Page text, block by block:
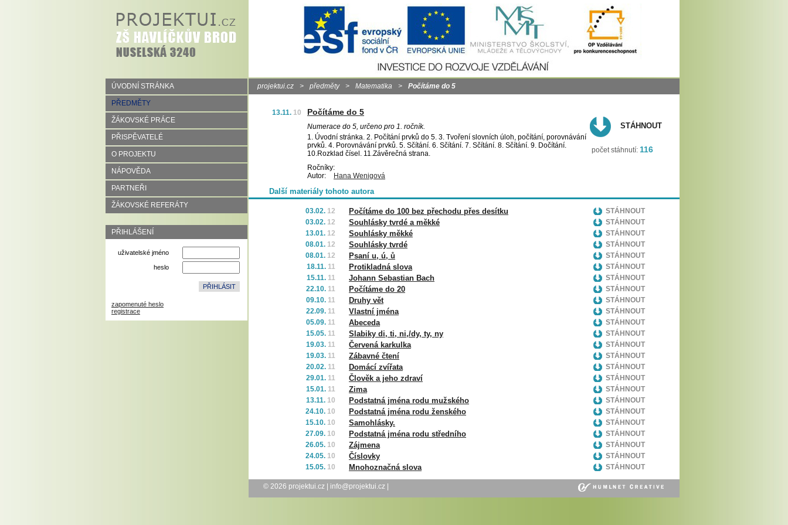
ÚVODNÍ STRÁNKA
PŘEDMĚTY
ŽÁKOVSKÉ PRÁCE
PŘISPĚVATELÉ
O PROJEKTU
NÁPOVĚDA
PARTNEŘI
ŽÁKOVSKÉ REFERÁTY
PŘIHLÁŠENÍ
uživatelské jméno
heslo
zapomenuté heslo
registrace
projektui.cz > předměty > Matematika > Počítáme do 5
13.11. 10 Počítáme do 5
Numerace do 5, určeno pro 1. ročník.
1. Úvodní stránka. 2. Počítání prvků do 5. 3. Tvoření slovních úloh, počítání, porovnávání
prvků. 4. Porovnávání prvků. 5. Sčítání. 6. Sčítání. 7. Sčítání. 8. Sčítání. 9. Dočítání.
10.Rozklad čísel. 11.Závěrečná strana.
Ročníky:
Autor:
Hana Wenigová
STÁHNOUT
počet stáhnutí: 116
Další materiály tohoto autora
03.02. 12 Počítáme do 100 bez přechodu přes desítku
STÁHNOUT
03.02. 12 Souhlásky tvrdé a měkké
STÁHNOUT
13.01. 12 Souhlásky měkké
STÁHNOUT
08.01. 12 Souhlásky tvrdé
STÁHNOUT
08.01. 12 Psaní u, ú, ů
STÁHNOUT
18.11. 11 Protikladná slova
STÁHNOUT
15.11. 11 Johann Sebastian Bach
STÁHNOUT
22.10. 11 Počítáme do 20
STÁHNOUT
09.10. 11 Druhy vět
STÁHNOUT
22.09. 11 Vlastní jména
STÁHNOUT
05.09. 11 Abeceda
STÁHNOUT
15.05. 11 Slabiky di, ti, ni,/dy, ty, ny
STÁHNOUT
19.03. 11 Červená karkulka
STÁHNOUT
19.03. 11 Zábavné čtení
STÁHNOUT
20.02. 11 Domácí zvířata
STÁHNOUT
29.01. 11 Člověk a jeho zdraví
STÁHNOUT
15.01. 11 Zima
STÁHNOUT
13.11. 10 Podstatná jména rodu mužského
STÁHNOUT
24.10. 10 Podstatná jména rodu ženského
STÁHNOUT
15.10. 10 Samohlásky.
STÁHNOUT
27.09. 10 Podstatná jména rodu středního
STÁHNOUT
26.05. 10 Zájmena
STÁHNOUT
24.05. 10 Číslovky
STÁHNOUT
15.05. 10 Mnohoznačná slova STÁHNOUT
© 2026 projektui.cz info@projektui.cz